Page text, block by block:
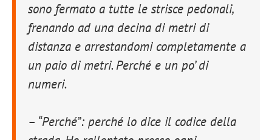
sono fermato a tutte le strisce pedonali,
frenando ad una decina di metri di
distanza e arrestandomi completamente a
un paio di metri. Perché e un po’ di
numeri.
– “Perché”: perché lo dice il codice della